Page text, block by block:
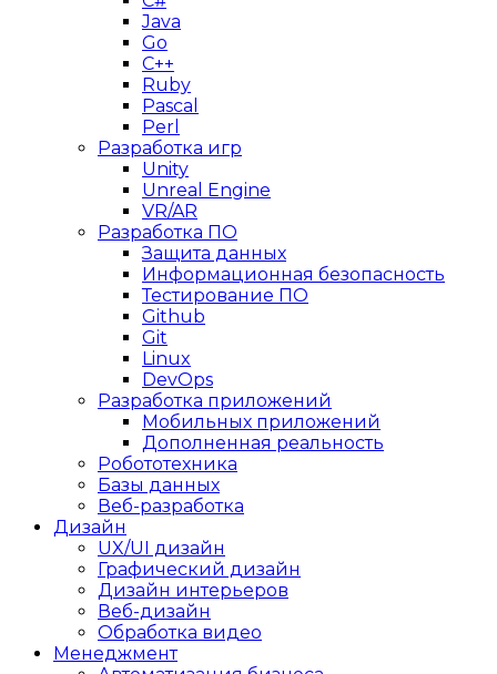
Java
Go
C++
Ruby
Pascal
Perl
Разработка игр
Unity
Unreal Engine
VR/AR
Разработка ПО
Защита данных
Информационная безопасность
Тестирование ПО
Github
Git
Linux
DevOps
Разработка приложений
Мобильных приложений
Дополненная реальность
Робототехника
Базы данных
Веб-разработка
Дизайн
UX/UI дизайн
Графический дизайн
Дизайн интерьеров
Веб-дизайн
Обработка видео
Менеджмент